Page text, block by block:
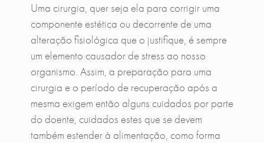
Uma cirurgia, quer seja ela para corrigir uma
componente estética ou decorrente de uma
alteração fisiológica que o justifique, é sempre
um elemento causador de stress ao nosso
organismo. Assim, a preparação para uma
cirurgia e o período de recuperação após a
mesma exigem então alguns cuidados por parte
do doente, cuidados estes que se devem
também estender à alimentação, como forma